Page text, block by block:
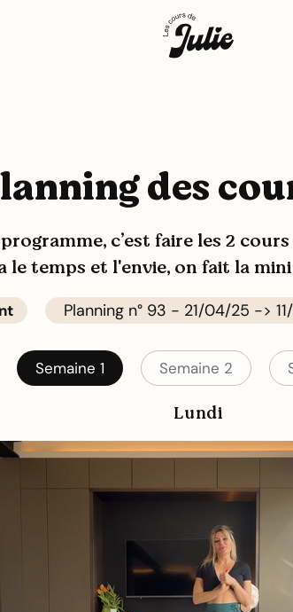
des
c’est faire les 2
le temps et l'envie, on fait la
Semaine 1 Semaine 2
Lundi